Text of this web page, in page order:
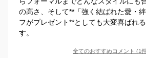
の高さ、そして**「強く結ばれた愛・
フがプレゼント**としても大変喜ばれ
す。
全てのおすすめコメント (1